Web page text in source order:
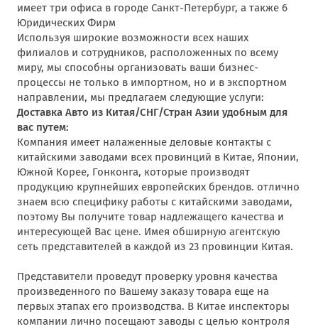
имеет три офиса в городе Санкт-Петербург, а также 6
Юридических Фирм
Используя широкие возможности всех наших
филиалов и сотрудников, расположенных по всему
миру, мы способны организовать ваши бизнес-
процессы не только в импортном, но и в экспортном
направлении, мы предлагаем следующие услуги:
Доставка Авто из Китая/СНГ/Стран Азии удобным для
вас путем:
Компания имеет налаженные деловые контакты с
китайскими заводами всех провинций в Китае, Японии,
Южной Корее, Гонконга, которые производят
продукцию крупнейших европейских брендов. отлично
знаем всю специфику работы с китайскими заводами,
поэтому Вы получите товар надлежащего качества и
интересующей Вас цене. Имея обширную агентскую
сеть представителей в каждой из 23 провинции Китая.
Представители проведут проверку уровня качества
произведенного по Вашему заказу товара еще на
первых этапах его производства. В Китае инспекторы
компании лично посещают заводы с целью контроля